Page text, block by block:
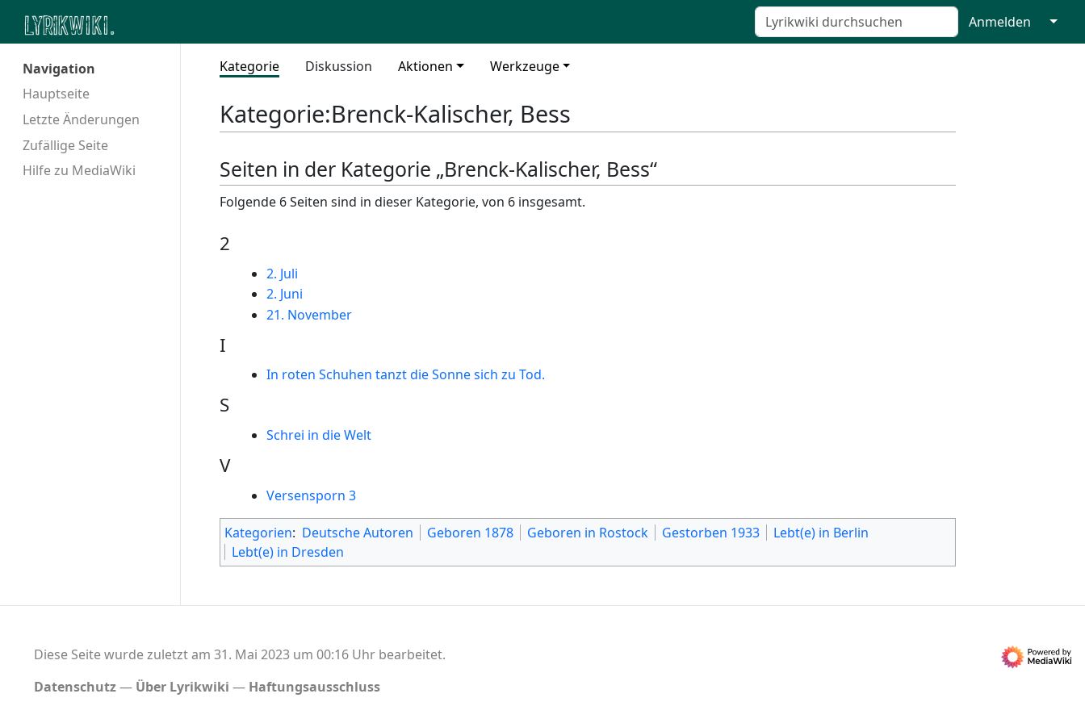
Anmelden ↓
Navigation
Hauptseite
Letzte Änderungen
Zufällige Seite
Hilfe zu MediaWiki
Kategorie Diskussion Aktionen Werkzeuge
Kategorie:Brenck-Kalischer, Bess
Seiten in der Kategorie „Brenck-Kalischer, Bess“
Folgende 6 Seiten sind in dieser Kategorie, von 6 insgesamt.
2
2. Juli
2. Juni
21. November
I
In roten Schuhen tanzt die Sonne sich zu Tod.
S
Schrei in die Welt
V
Versensporn 3
Kategorien: Deutsche Autoren Geboren 1878 Geboren in Rostock Gestorben 1933
Lebt(e) in Berlin
Lebt(e) in Dresden
Diese Seite wurde zuletzt am 31. Mai 2023 um 00:16 Uhr bearbeitet.
Datenschutz
Über Lyrikwiki Haftungsausschluss